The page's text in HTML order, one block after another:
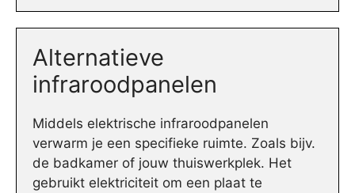
Alternatieve
infraroodpanelen
Middels elektrische infraroodpanelen
verwarm je een specifieke ruimte. Zoals bijv.
de badkamer of jouw thuiswerkplek. Het
gebruikt elektriciteit om een plaat te